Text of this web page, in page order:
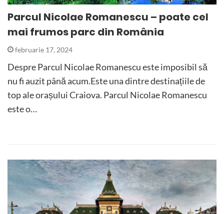
Parcul Nicolae Romanescu – poate cel
mai frumos parc din România
februarie 17, 2024
Despre Parcul Nicolae Romanescu este imposibil să
nu fi auzit până acum.Este una dintre destinațiile de
top ale orașului Craiova. Parcul Nicolae Romanescu
este o…